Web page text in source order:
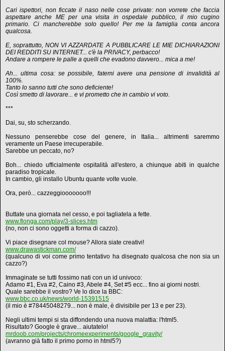
Cari ispettori, non ficcate il naso nelle cose private: non vorrete che faccia
aspettare anche ME per una visita in ospedale pubblico, il mio cugino
primario. Ci mancherebbe solo quello! Per me la famiglia conta ancora
qualcosa.
E, soprattutto, NON VI AZZARDATE A PUBBLICARE LE MIE DICHIARAZIONI
DEI REDDITI SU INTERNET... c'è la PRIVACY, perbacco!
Andare a rompere le palle a quelli che evadono davvero... mica a me!
Ah... ultima cosa: se possibile, fatemi avere una pensione di invalidità al
100%.
Tanto lo sanno tutti che sono deficiente!
Così smetto di lavorare... e vi prometto che in cambio vi voto.
***
Dai, su, sto scherzando.
Nessuno penserebbe cose del genere, in Italia... altrimenti saremmo
veramente un Paese irrecuperabile.
Sarebbe un peccato, no?
Boh... chiedo ufficialmente ospitalità all'estero, a chiunque abiti in qualche
paradiso tropicale.
In cambio, gli installo Ubuntu quante volte vuole.
Ora, però... cazzeggiooooooo!!!
Buttate una giornata nel cesso, e poi tagliatela a fette.
www.flonga.com/play/3-slices.htm
(no, non ci sono oggetti a forma di cazzo).
Vi piace disegnare col mouse? Allora siate creativi!
www.drawastickman.com/
(qualcuno di voi come primo tentativo ha disegnato qualcosa che non sia un
cazzo?)
Immaginate se tutti fossimo nati con un id univoco:
Adamo #1, Eva #2, Caino #3, Abele #4, Set #5 ecc... fino ai giorni nostri.
Quale sarebbe il vostro? Ve lo dice la BBC:
www.bbc.co.uk/news/world-15391515
(il mio è #78445048279... non è male, è divisibile per 13 e per 23).
Negli ultimi tempi si sta diffondendo una nuova malattia: l'html5.
Risultato? Google è grave... aiutatelo!
mrdoob.com/projects/chromeexperiments/google_gravity/
(avranno già fatto il primo porno in html5?)